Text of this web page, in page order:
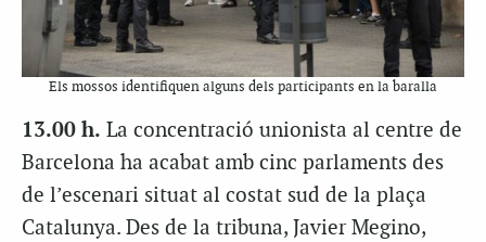
Els mossos identifiquen alguns dels participants en la baralla
13.00 h. La concentració unionista al centre de
Barcelona ha acabat amb cinc parlaments des
de l’escenari situat al costat sud de la plaça
Catalunya. Des de la tribuna, Javier Megino,